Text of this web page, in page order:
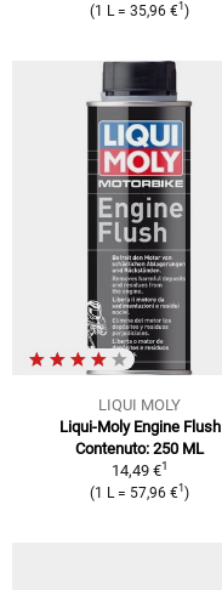
(1 L = 35,96 €1 )
LIQUI MOLY
Liqui-Moly Engine Flush
Contenuto: 250 ML
14,49 €1
(1 L = 57,96 €1 )